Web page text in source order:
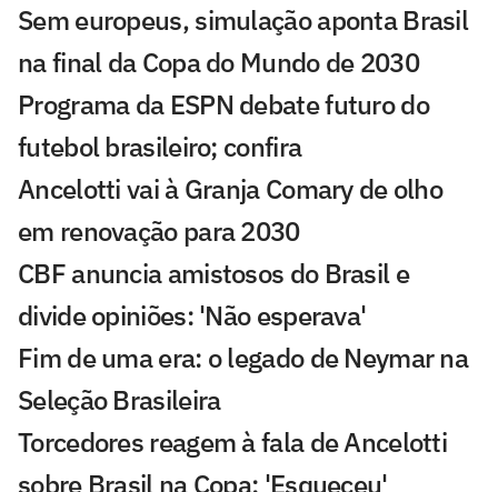
Sem europeus, simulação aponta Brasil
na final da Copa do Mundo de 2030
Programa da ESPN debate futuro do
futebol brasileiro; confira
Ancelotti vai à Granja Comary de olho
em renovação para 2030
CBF anuncia amistosos do Brasil e
divide opiniões: 'Não esperava'
Fim de uma era: o legado de Neymar na
Seleção Brasileira
Torcedores reagem à fala de Ancelotti
sobre Brasil na Copa: 'Esqueceu'